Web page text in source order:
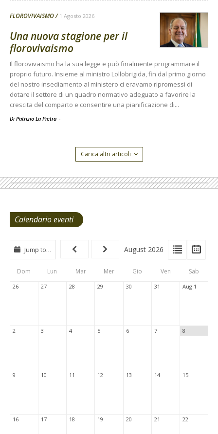
FLOROVIVAISMO 1 Agosto 2026
Una nuova stagione per il
florovivaismo
Il florovivaismo ha la sua legge e può finalmente programmare il
proprio futuro. Insieme al ministro Lollobrigida, fin dal primo giorno
del nostro insediamento al ministero ci eravamo ripromessi di
dotare il settore di un quadro normativo adeguato a favorire la
crescita del comparto e consentire una pianificazione di...
Di Patrizio La Pietra -
Carica altri articoli
Calendario eventi
View
Type
Tabs
View
List
Jump to… August 2026
Dom Lun Mar Mer Gio Ven Sab
26 27 28 29 30 31 Aug 1
2 3 4 5 6 7 8
9 10 11 12 13 14 15
16 17 18 19 20 21 22